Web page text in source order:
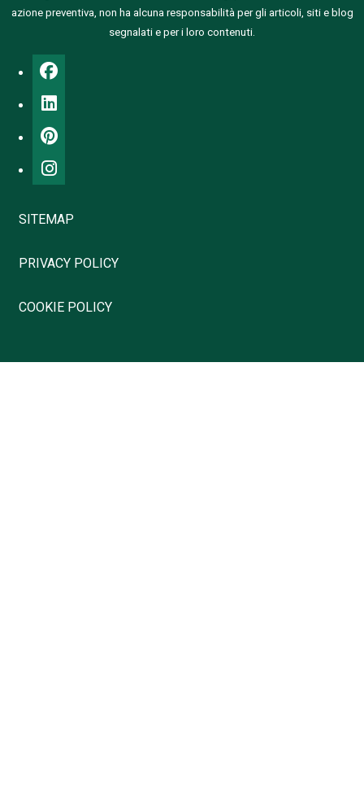
azione preventiva, non ha alcuna responsabilità per gli articoli, siti e blog
segnalati e per i loro contenuti.
SITEMAP
PRIVACY POLICY
COOKIE POLICY